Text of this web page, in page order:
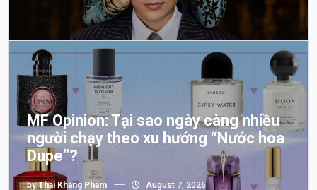
MF Opinion: Tại sao ngày càng nhiều
người chạy theo xu hướng “Nước hoa
Dupe”?
byThai Khang Pham August 7, 2026